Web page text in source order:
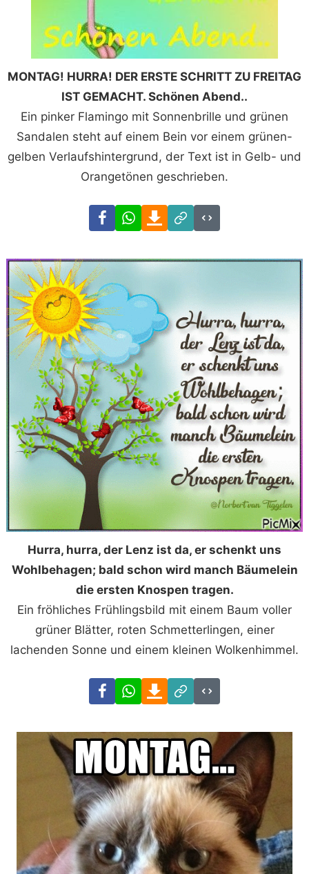
MONTAG! HURRA! DER ERSTE SCHRITT ZU FREITAG
IST GEMACHT. Schönen Abend..
Ein pinker Flamingo mit Sonnenbrille und grünen
Sandalen steht auf einem Bein vor einem grünen-
gelben Verlaufshintergrund, der Text ist in Gelb- und
Orangetönen geschrieben.
FacebookWhatsAppDownload
Link
Code
Hurra, hurra, der Lenz ist da, er schenkt uns
Wohlbehagen; bald schon wird manch Bäumelein
die ersten Knospen tragen.
Ein fröhliches Frühlingsbild mit einem Baum voller
grüner Blätter, roten Schmetterlingen, einer
lachenden Sonne und einem kleinen Wolkenhimmel.
FacebookWhatsAppDownload
Link
Code